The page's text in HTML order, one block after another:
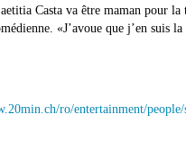
Casta va être maman pour
«J’avoue que j’en suis
ro/entertainment/